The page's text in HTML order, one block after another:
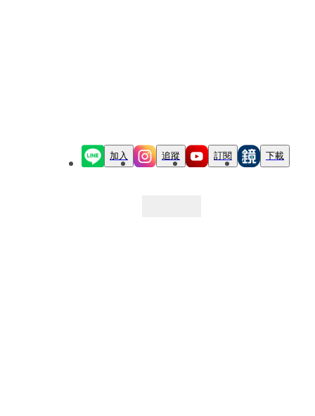
加入 追蹤 訂閱 下載